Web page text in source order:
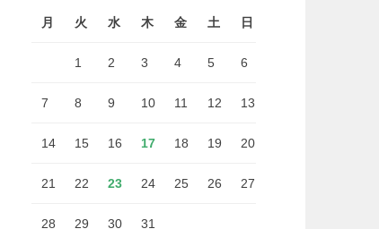
月 火 水 木 金 土 日
1 2 3 4 5 6
7 8 9 10 11 12 13
14 15 16 17 18 19 20
21 22 23 24 25 26 27
28 29 30 31